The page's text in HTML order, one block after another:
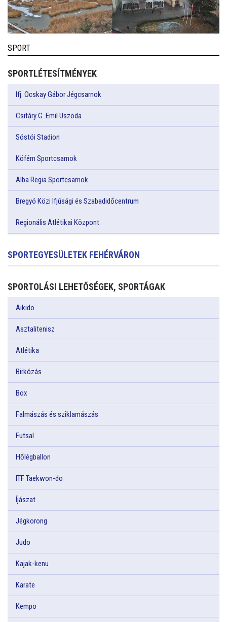
SPORT
SPORTLÉTESÍTMÉNYEK
Ifj. Ocskay Gábor Jégcsarnok
Csitáry G. Emil Uszoda
Sóstói Stadion
Köfém Sportcsarnok
Alba Regia Sportcsarnok
Bregyó Közi Ifjúsági és Szabadidőcentrum
Regionális Atlétikai Központ
SPORTEGYESÜLETEK FEHÉRVÁRON
SPORTOLÁSI LEHETŐSÉGEK, SPORTÁGAK
Aikido
Asztalitenisz
Atlétika
Birkózás
Box
Falmászás és sziklamászás
Futsal
Hőlégballon
ITF Taekwon-do
Íjászat
Jégkorong
Judo
Kajak-kenu
Karate
Kempo